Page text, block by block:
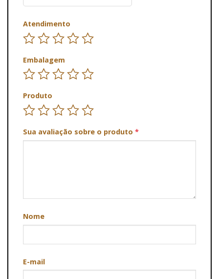
Atendimento
Embalagem
Produto
Sua avaliação sobre o produto *
Nome
E-mail